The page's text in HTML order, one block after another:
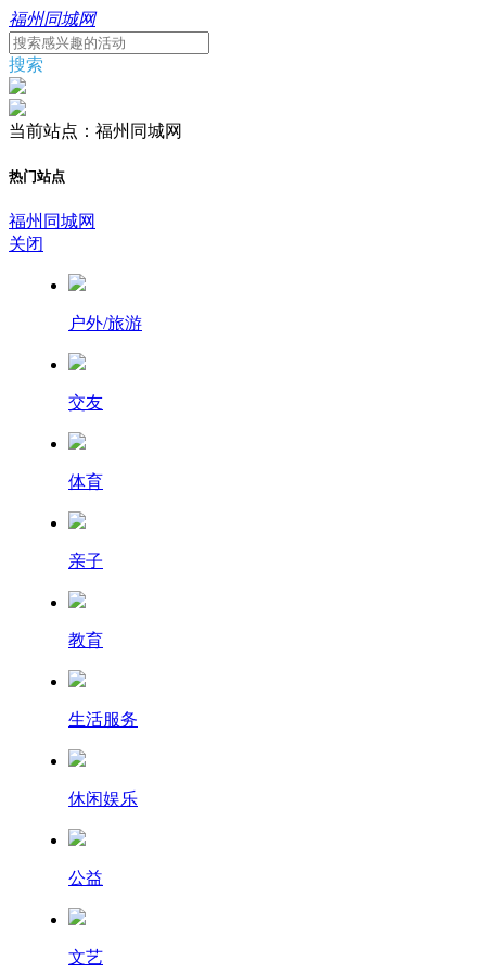
福州同城网
搜索
当前站点：福州同城网
热门站点
福州同城网
关闭
户外/旅游
交友
体育
亲子
教育
生活服务
休闲娱乐
公益
文艺